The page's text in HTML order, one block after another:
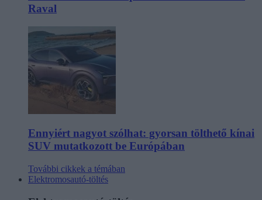
Raval
Ennyiért nagyot szólhat: gyorsan tölthető kínai
SUV mutatkozott be Európában
További cikkek a témában
Elektromosautó-töltés